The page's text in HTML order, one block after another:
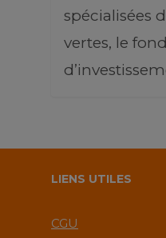
spécialisées
vertes, le fond
LIENS UTILES
CGU